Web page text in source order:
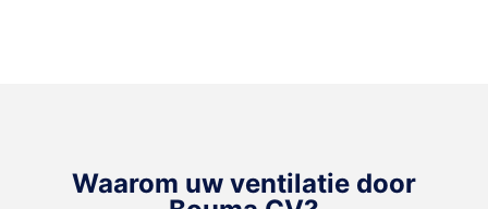
Waarom uw ventilatie door